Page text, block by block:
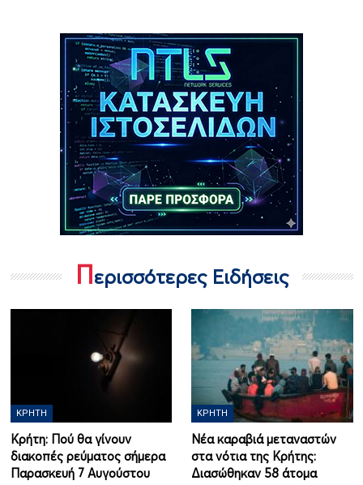
Περισσότερες Ειδήσεις
ΚΡΉΤΗ
Κρήτη: Πού θα γίνουν
διακοπές ρεύματος σήμερα
Παρασκευή 7 Αυγούστου
ΚΡΉΤΗ
Νέα καραβιά μεταναστών
στα νότια της Κρήτης:
Διασώθηκαν 58 άτομα